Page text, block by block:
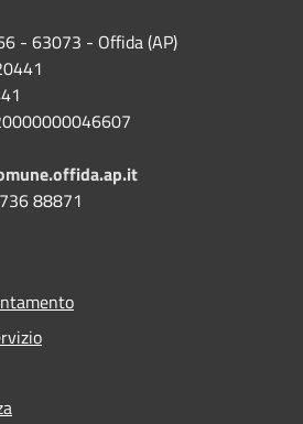
- 63073 - Offida (AP)
88871